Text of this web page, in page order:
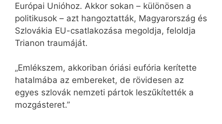
Európai Unióhoz. Akkor sokan – különösen a
politikusok – azt hangoztatták, Magyarország és
Szlovákia EU-csatlakozása megoldja, feloldja
Trianon traumáját.
„Emlékszem, akkoriban óriási eufória kerítette
hatalmába az embereket, de rövidesen az
egyes szlovák nemzeti pártok leszűkítették a
mozgásteret.”